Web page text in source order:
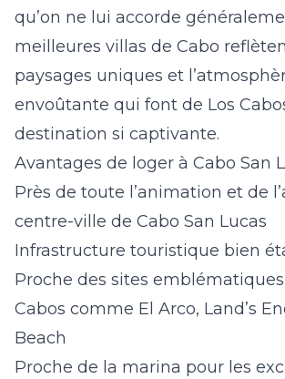
qu’on ne lui accorde
meilleures villas de Cabo
paysages uniques et
envoûtante qui font de Los
destination si captivante.
Avantages de loger à Cabo San
Près de toute l’animation et de
centre-ville de Cabo San Lucas
Infrastructure touristique bien
Proche des sites
Cabos comme El Arco, Land’s
Beach
Proche de la marina pour les